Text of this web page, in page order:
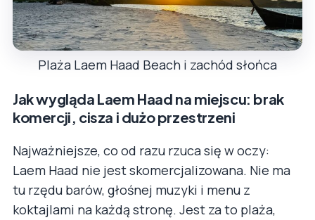
Plaża Laem Haad Beach i zachód słońca
Jak wygląda Laem Haad na miejscu: brak
komercji, cisza i dużo przestrzeni
Najważniejsze, co od razu rzuca się w oczy:
Laem Haad nie jest skomercjalizowana. Nie ma
tu rzędu barów, głośnej muzyki i menu z
koktajlami na każdą stronę. Jest za to plaża,